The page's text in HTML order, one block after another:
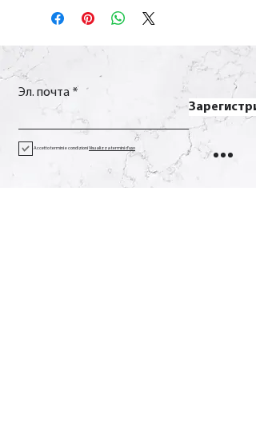
Эл. почта
Accetto termini e condizioniVisualizza termini d'uso